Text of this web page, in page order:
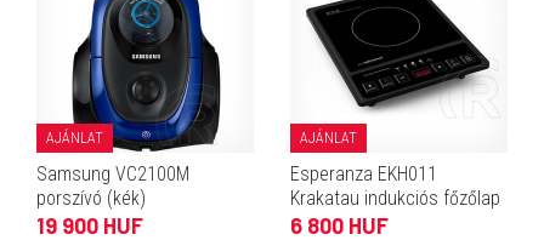
AJÁNLAT
Samsung VC2100M
porszívó (kék)
19 900 HUF
AJÁNLAT
Esperanza EKH011
Krakatau indukciós főzőlap
6 800 HUF